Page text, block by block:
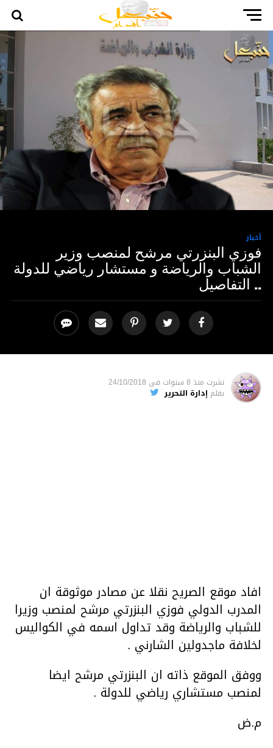
أخبار
فوزي البنزرتي مرشح لمنصب وزير
الشباب والرياضة و مستشار رياضي للدولة
.. التفاصيل
نشرت منذ 8 سنوات فى 24/10/2018
بقلم إدارة التحرير
افاد موقع الصريح نقلا عن مصادر موثوقة ان
المدرب الدولي فوزي البنزرتي مرشح لمنصب وزيرا
للشباب والرياضة وقد تداول اسمه في الكواليس
لخلافة ماجدولين الشارني .
ووفق الموقع ذاته ان البنزرتي مرشح ايضا
لمنصب مستشاري رياضي للدولة .
م.ض